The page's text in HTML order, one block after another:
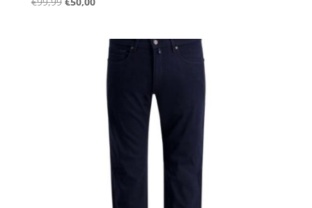
€50,00.